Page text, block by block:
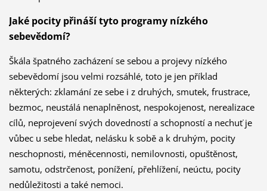
Jaké pocity přináší tyto programy nízkého
sebevědomí?
Škála špatného zacházení se sebou a projevy nízkého
sebevědomí jsou velmi rozsáhlé, toto je jen příklad
některých: zklamání ze sebe i z druhých, smutek, frustrace,
bezmoc, neustálá nenaplněnost, nespokojenost, nerealizace
cílů, neprojevení svých dovedností a schopností a nechuť je
vůbec u sebe hledat, nelásku k sobě a k druhým, pocity
neschopnosti, méněcennosti, nemilovnosti, opuštěnost,
samotu, odstrčenost, ponížení, přehlížení, neúctu, pocity
nedůležitosti a také nemoci.